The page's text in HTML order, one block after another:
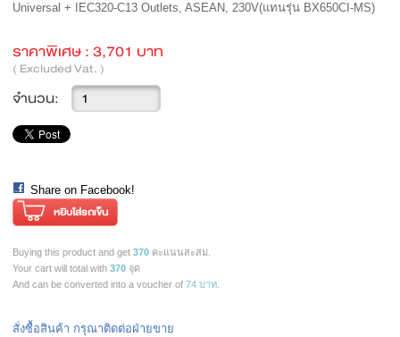
Universal + IEC320-C13 Outlets, ASEAN, 230V(แทนรุ่น BX650CI-MS)
ราคาพิเศษ : 3,701 บาท
( Excluded Vat. )
จำนวน:
Share on Facebook!
Buying this product and get 370 คะแนนสะสม.
Your cart will total with 370 จุด
And can be converted into a voucher of 74 บาท
สั่งซื้อสินค้า กรุณาติดต่อฝ่ายขาย